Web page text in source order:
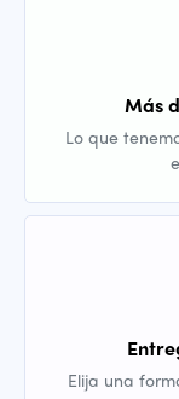
Más
Lo que
Elija una